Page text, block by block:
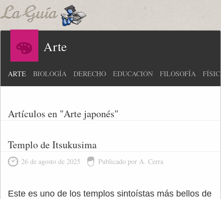
Arte
ARTE BIOLOGÍA DERECHO EDUCACIÓN FILOSOFÍA
Artículos en "Arte japonés"
Templo de Itsukusima
26 de agosto de 2025 Publicado por A. Cerra
Este es uno de los templos sintoístas más bellos de